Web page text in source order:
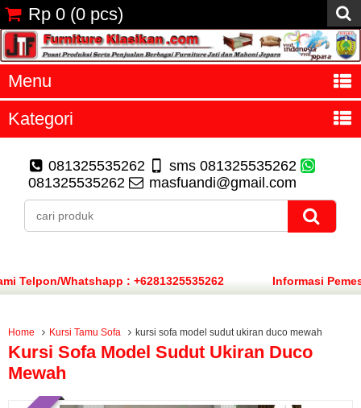
Menu
Kategori
081325535262
sms 081325535262
081325535262
masfuandi@gmail.com
Rp 0 (0 pcs)
Whatshapp : +6281325535262 Informasi
Home Kursi Tamu Sofa kursi sofa model sudut ukiran duco mewah
Kursi Sofa Model Sudut Ukiran Duco
Mewah